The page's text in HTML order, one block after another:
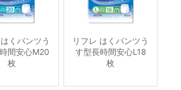
くパンツう
間安心M20
枚
リフレ はくパンツう
す型長時間安心L18
枚